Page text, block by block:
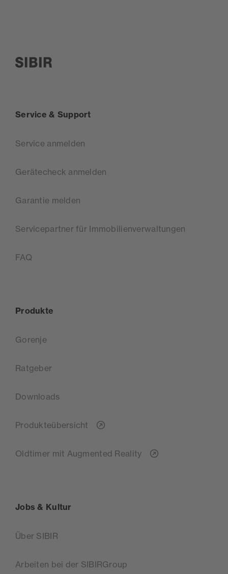
Service & Support
Service anmelden
Gerätecheck anmelden
Garantie melden
Servicepartner für Immobilienverwaltungen
FAQ
Produkte
Gorenje
Ratgeber
Downloads
Produkteübersicht
Oldtimer mit Augmented Reality
Jobs & Kultur
Über SIBIR
Arbeiten bei der SIBIRGroup